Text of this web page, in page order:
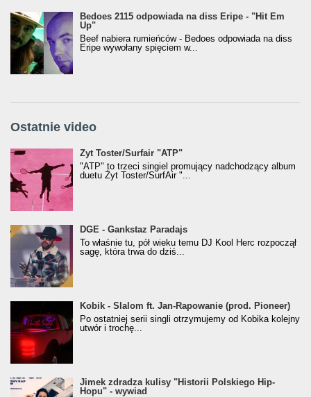
Bedoes 2115 odpowiada na diss Eripe - "Hit Em
Up"
Beef nabiera rumieńców - Bedoes odpowiada na diss
Eripe wywołany spięciem w...
Ostatnie video
Żyt Toster/SurfAir - ATP VIDEO
Żyt Toster/Surfair "ATP"
"ATP" to trzeci singiel promujący nadchodzący album
duetu Żyt Toster/SurfAir "...
donGURALesko z nagrodą za
Klasyczny/Trueschoolowy Album Roku
(Popkillery 2023)
DGE - Gankstaz Paradajs
To właśnie tu, pół wieku temu DJ Kool Herc rozpoczął
sagę, która trwa do dziś...
Kobik - Slalom ft. Jan-Rapowanie (prod. Pioneer)
[Official Music Visualiser]
Kobik - Slalom ft. Jan-Rapowanie (prod. Pioneer)
Po ostatniej serii singli otrzymujemy od Kobika kolejny
utwór i trochę...
Jimek zdradza kulisy "Historii Polskiego Hip-
Hopu" - wywiad
Jimek zdradza kulisy "Historii Polskiego Hip-
Hopu" - wywiad